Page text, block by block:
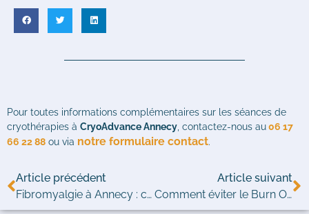
Pour toutes informations complémentaires sur les séances de
cryothérapies à CryoAdvance Annecy, contactez-nous au06 17
66 22 88 ou via notre formulaire contact.
Article précédent
Fibromyalgie à Annecy : comment soulager les douleurs ?
Article suivant
Comment éviter le Burn Out